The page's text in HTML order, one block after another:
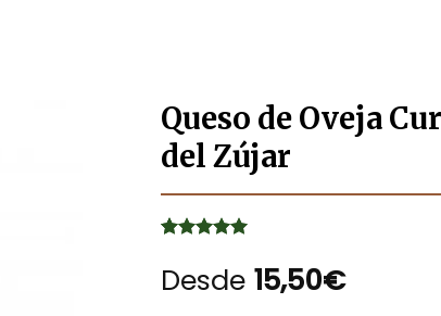
Queso de Oveja
del Zújar
con
de 5
en base a
Desde 15,50€